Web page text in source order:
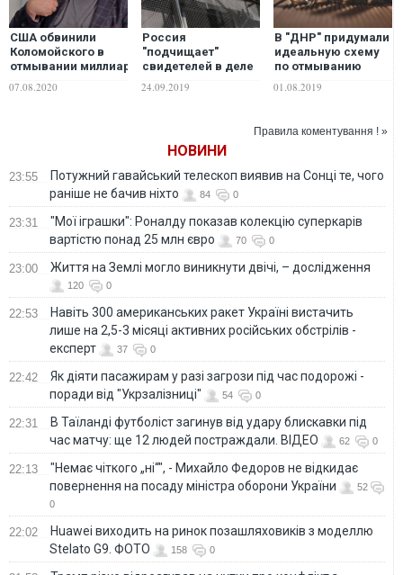
США обвинили
Коломойского в
отмывании миллиардов
сигнал Зеленскому
07.08.2020
Россия
"подчищает"
свидетелей в деле
денег в банках ЕС?
24.09.2019
В "ДНР" придумали
идеальную схему
по отмыванию
01.08.2019
Правила коментування ! »
НОВИНИ
23:55
Потужний гавайський телескоп виявив на Сонці те, чого
раніше не бачив ніхто
84 0
23:31
"Мої іграшки": Роналду показав колекцію суперкарів
вартістю понад 25 млн євро
70 0
23:00 Життя на Землі могло виникнути двічі, – дослідження
120 0
22:53
Навіть 300 американських ракет Україні вистачить
лише на 2,5-3 місяці активних російських обстрілів -
експерт
37 0
22:42
Як діяти пасажирам у разі загрози під час подорожі -
поради від "Укрзалізниці"
54 0
22:31
В Таїланді футболіст загинув від удару блискавки під
час матчу: ще 12 людей постраждали. ВІДЕО
62 0
22:13
"Немає чіткого „ні“", - Михайло Федоров не відкидає
повернення на посаду міністра оборони України
52
0
22:02
Huawei виходить на ринок позашляховиків з моделлю
Stelato G9. ФОТО
158 0